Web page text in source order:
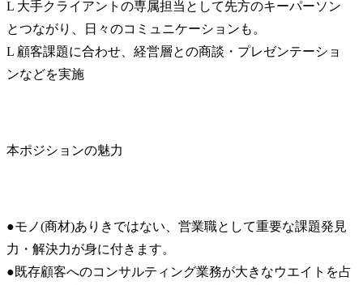
L 大手クライアントの専属担当として先方のキーパーソン
とつながり、日々のコミュニケーションも。
L 顧客課題に合わせ、経営層との商談・プレゼンテーショ
ンなどを実施
本ポジションの魅力
●モノ(商材)ありきではない、営業職として重要な課題発見
力・解決力が身に付きます。
●既存顧客へのコンサルティング業務が大きなウエイトを占